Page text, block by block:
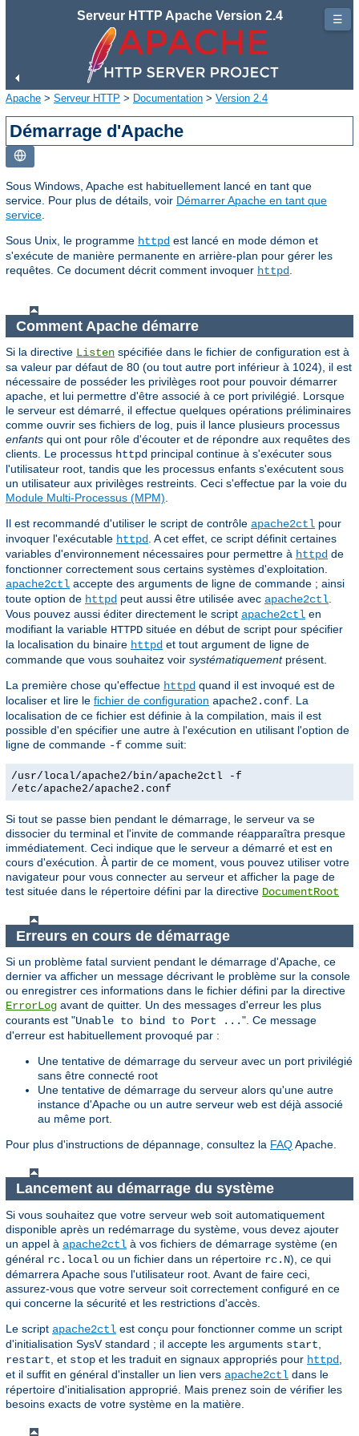
Serveur HTTP Apache Version 2.4
Apache > Serveur HTTP > Documentation > Version 2.4
Démarrage d'Apache
Sous Windows, Apache est habituellement lancé en tant que
service. Pour plus de détails, voir Démarrer Apache en tant que
service
Sous Unix, le programme httpd est lancé en mode démon et
s'exécute de manière permanente en arrière-plan pour gérer les
requêtes. Ce document décrit comment invoquer httpd
Comment Apache démarre
Si la directive Listen spécifiée dans le fichier de configuration est à
sa valeur par défaut de 80 (ou tout autre port inférieur à 1024), il est
nécessaire de posséder les privilèges root pour pouvoir démarrer
apache, et lui permettre d'être associé à ce port privilégié. Lorsque
le serveur est démarré, il effectue quelques opérations préliminaires
comme ouvrir ses fichiers de log, puis il lance plusieurs processus
enfants qui ont pour rôle d'écouter et de répondre aux requêtes des
clients. Le processus httpd principal continue à s'exécuter sous
l'utilisateur root, tandis que les processus enfants s'exécutent sous
un utilisateur aux privilèges restreints. Ceci s'effectue par la voie du
Module Multi-Processus (MPM)
Il est recommandé d'utiliser le script de contrôle apache2ctl pour
invoquer l'exécutable httpd . A cet effet, ce script définit certaines
variables d'environnement nécessaires pour permettre à httpd de
fonctionner correctement sous certains systèmes d'exploitation.
apache2ctl accepte des arguments de ligne de commande ; ainsi
toute option de httpd peut aussi être utilisée avec apache2ctl
Vous pouvez aussi éditer directement le script apache2ctl en
modifiant la variable HTTPD située en début de script pour spécifier
la localisation du binaire httpd et tout argument de ligne de
commande que vous souhaitez voir systématiquementprésent.
La première chose qu'effectue httpd quand il est invoqué est de
localiser et lire le fichier de configuration apache2.conf . La
localisation de ce fichier est définie à la compilation, mais il est
possible d'en spécifier une autre à l'exécution en utilisant l'option de
ligne de commande -f comme suit:
/usr/local/apache2/bin/apache2ctl -f
/etc/apache2/apache2.conf
Si tout se passe bien pendant le démarrage, le serveur va se
dissocier du terminal et l'invite de commande réapparaîtra presque
immédiatement. Ceci indique que le serveur a démarré et est en
cours d'exécution. À partir de ce moment, vous pouvez utiliser votre
navigateur pour vous connecter au serveur et afficher la page de
test située dans le répertoire défini par la directive DocumentRoot
Erreurs en cours de démarrage
Si un problème fatal survient pendant le démarrage d'Apache, ce
dernier va afficher un message décrivant le problème sur la console
ou enregistrer ces informations dans le fichier défini par la directive
ErrorLog avant de quitter. Un des messages d'erreur les plus
courants est "Unable to bind to Port ...". Ce message
d'erreur est habituellement provoqué par :
Une tentative de démarrage du serveur avec un port privilégié
sans être connecté root
Une tentative de démarrage du serveur alors qu'une autre
instance d'Apache ou un autre serveur web est déjà associé
au même port.
Pour plus d'instructions de dépannage, consultez la FAQApache.
Lancement au démarrage du système
Si vous souhaitez que votre serveur web soit automatiquement
disponible après un redémarrage du système, vous devez ajouter
un appel à apache2ctl à vos fichiers de démarrage système (en
général rc.local ou un fichier dans un répertoire rc.N), ce qui
démarrera Apache sous l'utilisateur root. Avant de faire ceci,
assurez-vous que votre serveur soit correctement configuré en ce
qui concerne la sécurité et les restrictions d'accès.
Le script apache2ctl est conçu pour fonctionner comme un script
d'initialisation SysV standard ; il accepte les arguments start
restart , et stop et les traduit en signaux appropriés pour httpd
et il suffit en général d'installer un lien vers apache2ctl dans le
répertoire d'initialisation approprié. Mais prenez soin de vérifier les
besoins exacts de votre système en la matière.
☰